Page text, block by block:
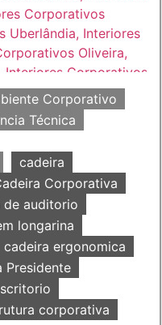
Corporativo
Técnica
cadeira
Corporativa
de auditorio
longarina
cadeira ergonomica
Presidente
corporativa